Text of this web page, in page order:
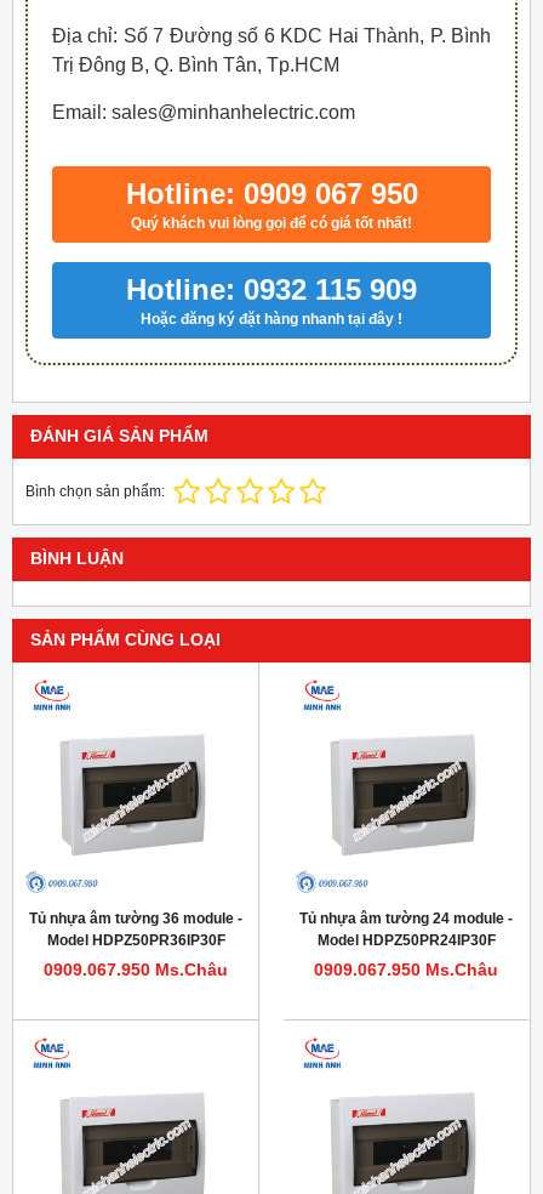
Địa chỉ: Số 7 Đường số 6 KDC Hai Thành, P. Bình
Trị Đông B, Q. Bình Tân, Tp.HCM
Email: sales@minhanhelectric.com
Hotline: 0909 067 950
Quý khách vui lòng gọi để có giá tốt nhất!
Hotline: 0932 115 909
Hoặc đăng ký đặt hàng nhanh tại đây !
ĐÁNH GIÁ SẢN PHẨM
Bình chọn sản phẩm:
BÌNH LUẬN
SẢN PHẨM CÙNG LOẠI
Tủ nhựa âm tường 36 module -
Model HDPZ50PR36IP30F
0909.067.950 Ms.Châu
Tủ nhựa âm tường 24 module -
Model HDPZ50PR24IP30F
0909.067.950 Ms.Châu